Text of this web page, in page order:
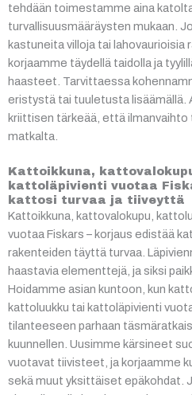
tehdään toimestamme aina
turvallisuusmääräysten mukaan.
kastuneita villoja tai lahovaurioisia
korjaamme täydellä taidolla ja
haasteet. Tarvittaessa
eristystä tai tuuletusta lisäämällä.
kriittisen tärkeää, että ilmanvaihto
matkalta.
Kattoikkuna,
kattoläpivienti vuotaa
kattosi turvaa ja tiiveyttä
Kattoikkuna, kattovalokupu,
vuotaa Fiskars – korjaus edistää
rakenteiden täyttä turvaa.
haastavia elementtejä, ja siksi
Hoidamme asian kuntoon, kun
kattoluukku tai kattoläpivienti
tilanteeseen parhaan
kuunnellen. Uusimme kärsineet
vuotavat tiivisteet, ja korjaamme
sekä muut yksittäiset epäkohdat.